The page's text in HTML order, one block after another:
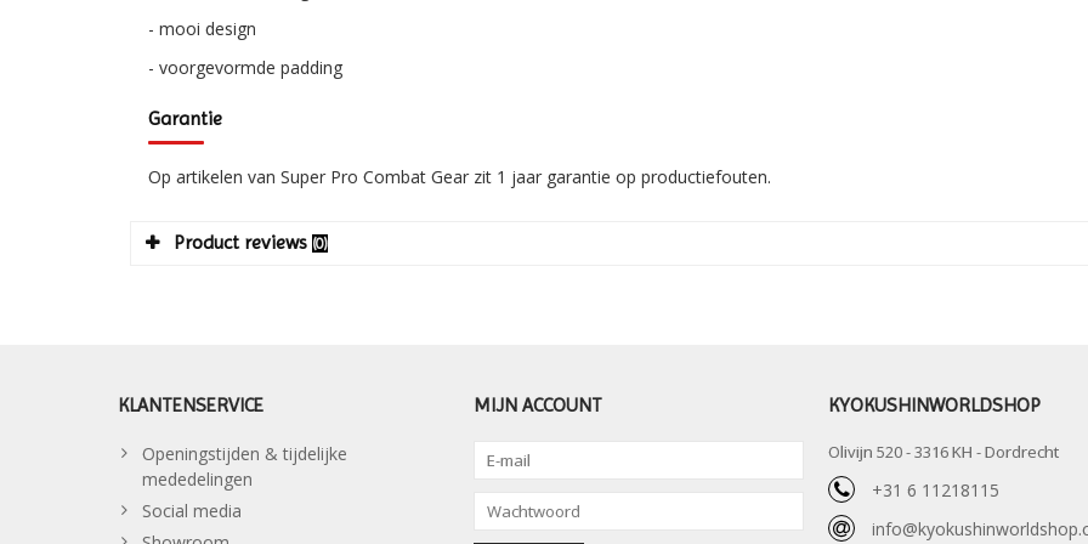
- mooi design
- voorgevormde padding
Garantie
Op artikelen van Super Pro Combat Gear zit 1 jaar garantie op productiefouten.
Product reviews (0)
KLANTENSERVICE
Openingstijden & tijdelijke
mededelingen
Social media
MIJN ACCOUNT KYOKUSHINWORLDSHOP
Olivijn 520 - 3316 KH - Dordrecht
+31 6 11218115